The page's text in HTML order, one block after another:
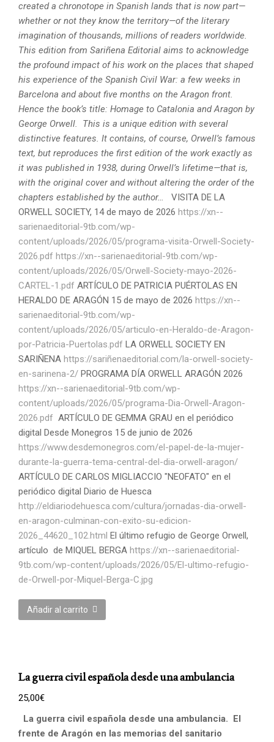
created a chronotope in Spanish lands that is now part—
whether or not they know the territory—of the literary
imagination of thousands, millions of readers worldwide.
This edition from Sariñena Editorial aims to acknowledge
the profound impact of his work on the places that shaped
his experience of the Spanish Civil War: a few weeks in
Barcelona and about five months on the Aragon front.
Hence the book’s title: Homage to Catalonia and Aragon by
George Orwell.
This is a unique edition with several
distinctive features. It contains, of course, Orwell’s famous
text, but reproduces the first edition of the work exactly as
it was published in 1938, during Orwell’s lifetime—that is,
with the original cover and without altering the order of the
chapters established by the author…
VISITA DE LA
ORWELL SOCIETY, 14 de mayo de 2026 https://xn--
sarienaeditorial-9tb.com/wp-
content/uploads/2026/05/programa-visita-Orwell-Society-
2026.pdf https://xn--sarienaeditorial-9tb.com/wp-
content/uploads/2026/05/Orwell-Society-mayo-2026-
CARTEL-1.pdf ARTÍCULO DE PATRICIA PUÉRTOLAS EN
HERALDO DE ARAGÓN 15 de mayo de 2026 https://xn--
sarienaeditorial-9tb.com/wp-
content/uploads/2026/05/articulo-en-Heraldo-de-Aragon-
por-Patricia-Puertolas.pdf LA ORWELL SOCIETY EN
SARIÑENA https://sariñenaeditorial.com/la-orwell-society-
en-sarinena-2/ PROGRAMA DÍA ORWELL ARAGÓN 2026
https://xn--sarienaeditorial-9tb.com/wp-
content/uploads/2026/05/programa-Dia-Orwell-Aragon-
2026.pdf ARTÍCULO DE GEMMA GRAU en el periódico
digital Desde Monegros 15 de junio de 2026
https://www.desdemonegros.com/el-papel-de-la-mujer-
durante-la-guerra-tema-central-del-dia-orwell-aragon/
ARTÍCULO DE CARLOS MIGLIACCIO "NEOFATO" en el
periódico digital Diario de Huesca
http://eldiariodehuesca.com/cultura/jornadas-dia-orwell-
en-aragon-culminan-con-exito-su-edicion-
2026_44620_102.html El último refugio de George Orwell,
artículo de MIQUEL BERGA https://xn--sarienaeditorial-
9tb.com/wp-content/uploads/2026/05/El-ultimo-refugio-
de-Orwell-por-Miquel-Berga-C.jpg
Añadir al carrito
La guerra civil española desde una ambulancia
25,00€
La guerra civil española desde una ambulancia. El
frente de Aragón en las memorias del sanitario